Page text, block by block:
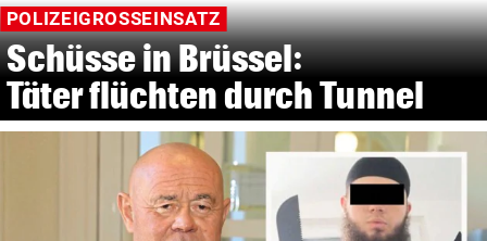
POLIZEIGROSSEINSATZ
Schüsse in Brüssel:
Täter flüchten durch Tunnel